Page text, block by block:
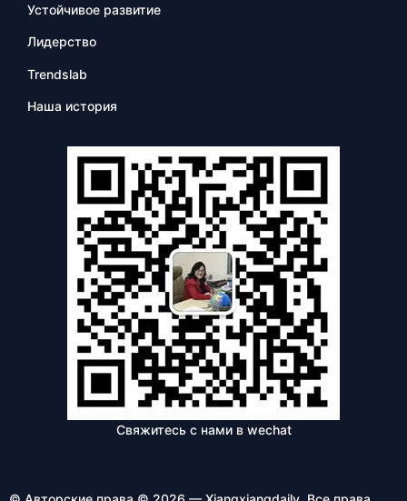
Устойчивое развитие
Лидерство
Trendslab
Наша история
Свяжитесь с нами в wechat